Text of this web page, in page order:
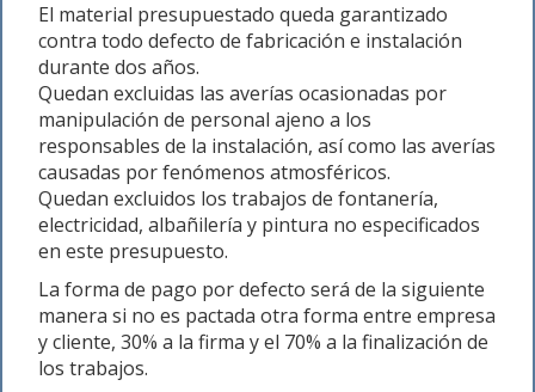
El material presupuestado queda garantizado
contra todo defecto de fabricación e instalación
durante dos años.
Quedan excluidas las averías ocasionadas por
manipulación de personal ajeno a los
responsables de la instalación, así como las averías
causadas por fenómenos atmosféricos.
Quedan excluidos los trabajos de fontanería,
electricidad, albañilería y pintura no especificados
en este presupuesto.
La forma de pago por defecto será de la siguiente
manera si no es pactada otra forma entre empresa
y cliente, 30% a la firma y el 70% a la finalización de
los trabajos.